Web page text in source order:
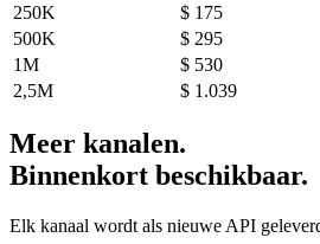
250K
$ 175
500K
$ 295
1M
$ 530
2,5M
$ 1.039
Meer kanalen.
Binnenkort beschikbaar.
Elk kanaal wordt als nieuwe API